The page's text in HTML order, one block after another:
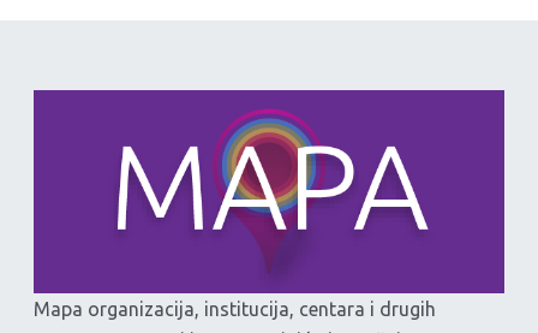
Mapa organizacija, institucija, centara i drugih